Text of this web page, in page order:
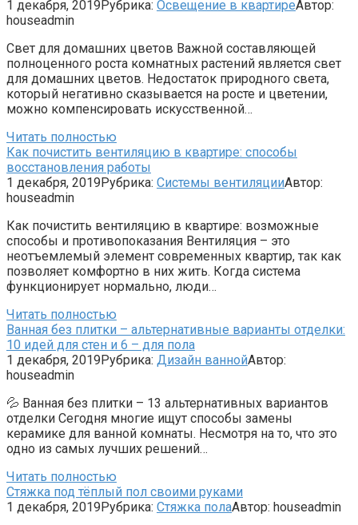
1 декабря, 2019Рубрика: Освещение в квартиреАвтор:
houseadmin
Свет для домашних цветов Важной составляющей
полноценного роста комнатных растений является свет
для домашних цветов. Недостаток природного света,
который негативно сказывается на росте и цветении,
можно компенсировать искусственной…
Читать полностью
Как почистить вентиляцию в квартире: способы
восстановления работы
1 декабря, 2019Рубрика: Системы вентиляцииАвтор:
houseadmin
Как почистить вентиляцию в квартире: возможные
способы и противопоказания Вентиляция – это
неотъемлемый элемент современных квартир, так как
позволяет комфортно в них жить. Когда система
функционирует нормально, люди…
Читать полностью
Ванная без плитки – альтернативные варианты отделки:
10 идей для стен и 6 – для пола
1 декабря, 2019Рубрика: Дизайн ваннойАвтор:
houseadmin
💦 Ванная без плитки – 13 альтернативных вариантов
отделки Сегодня многие ищут способы замены
керамике для ванной комнаты. Несмотря на то, что это
одно из самых лучших решений…
Читать полностью
Стяжка под тёплый пол своими руками
1 декабря, 2019Рубрика: Стяжка полаАвтор: houseadmin